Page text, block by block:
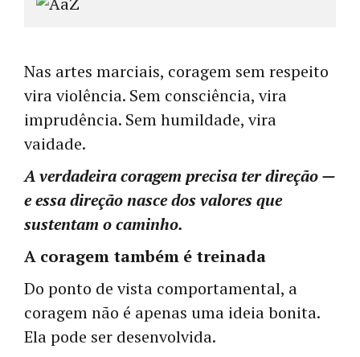
Nas artes marciais, coragem sem respeito
vira violência. Sem consciência, vira
imprudência. Sem humildade, vira
vaidade.
A verdadeira coragem precisa ter direção —
e essa direção nasce dos valores que
sustentam o caminho.
A coragem também é treinada
Do ponto de vista comportamental, a
coragem não é apenas uma ideia bonita.
Ela pode ser desenvolvida.